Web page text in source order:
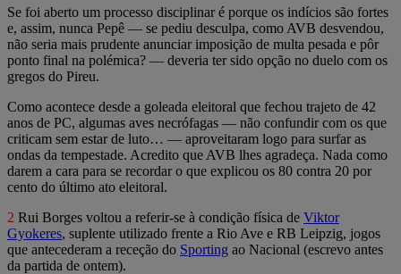
Se foi aberto um processo disciplinar é porque os indícios são fortes
e, assim, nunca Pepê — se pediu desculpa, como AVB desvendou,
não seria mais prudente anunciar imposição de multa pesada e pôr
ponto final na polémica? — deveria ter sido opção no duelo com os
gregos do Pireu.
Como acontece desde a goleada eleitoral que fechou trajeto de 42
anos de PC, algumas aves necrófagas — não confundir com os que
criticam sem estar de luto… — aproveitaram logo para surfar as
ondas da tempestade. Acredito que AVB lhes agradeça. Nada como
darem a cara para se recordar o que explicou os 80 contra 20 por
cento do último ato eleitoral.
2 Rui Borges voltou a referir-se à condição física de Viktor
Gyokeres, suplente utilizado frente a Rio Ave e RB Leipzig, jogos
que antecederam a receção do Sporting ao Nacional (escrevo antes
da partida de ontem).